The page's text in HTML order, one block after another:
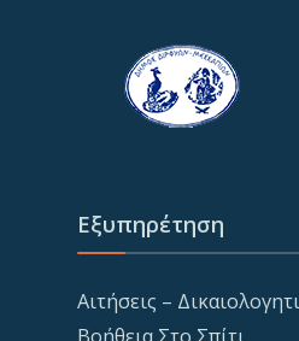
Εξυπηρέτηση
Αιτήσεις –